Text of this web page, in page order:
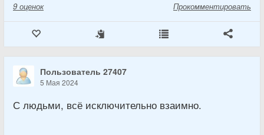
9 оценок Прокомментировать
Пользователь 27407
5 Мая 2024
С людьми, всё исключительно взаимно.